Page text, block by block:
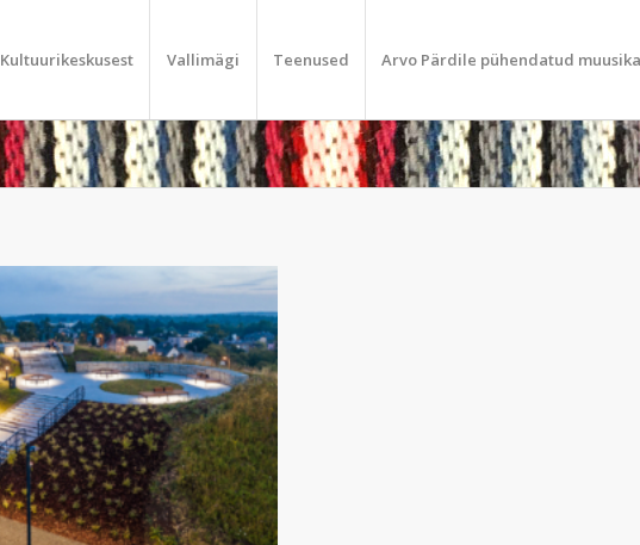
Kultuurikeskusest Vallimägi Teenused Arvo Pärdile pühendatud